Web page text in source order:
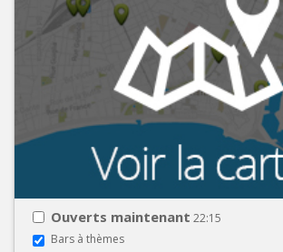
Ouverts maintenant 22:15
Bars à thèmes